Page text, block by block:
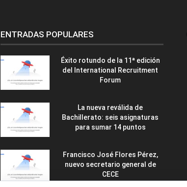
ENTRADAS POPULARES
Éxito rotundo de la 11ª edición
del International Recruitment
Forum
La nueva reválida de
Bachillerato: seis asignaturas
para sumar 14 puntos
Francisco José Flores Pérez,
nuevo secretario general de
CECE